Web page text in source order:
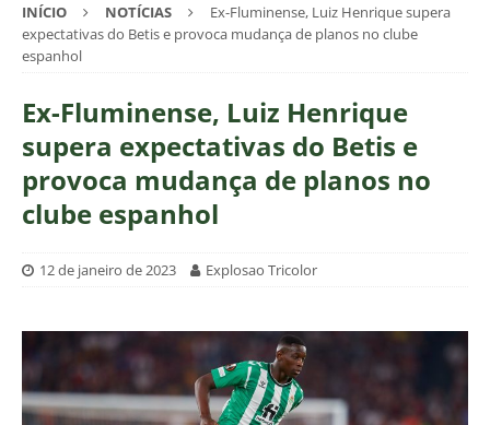
INÍCIO NOTÍCIAS
Ex-Fluminense, Luiz Henrique supera
expectativas do Betis e provoca mudança de planos no clube
espanhol
Ex-Fluminense, Luiz Henrique
supera expectativas do Betis e
provoca mudança de planos no
clube espanhol
12 de janeiro de 2023 Explosao Tricolor